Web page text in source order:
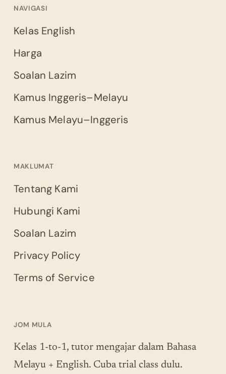
NAVIGASI
Kelas English
Harga
Soalan Lazim
Kamus Inggeris–Melayu
Kamus Melayu–Inggeris
MAKLUMAT
Tentang Kami
Hubungi Kami
Soalan Lazim
Privacy Policy
Terms of Service
JOM MULA
Kelas 1-to-1, tutor mengajar dalam Bahasa
Melayu + English. Cuba trial class dulu.